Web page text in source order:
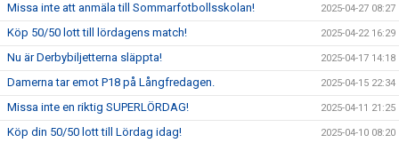
Missa inte att anmäla till Sommarfotbollsskolan! 2025-04-27 08:27
Köp 50/50 lott till lördagens match! 2025-04-22 16:29
Nu är Derbybiljetterna släppta! 2025-04-17 14:18
Damerna tar emot P18 på Långfredagen. 2025-04-15 22:34
Missa inte en riktig SUPERLÖRDAG! 2025-04-11 21:25
Köp din 50/50 lott till Lördag idag! 2025-04-10 08:20